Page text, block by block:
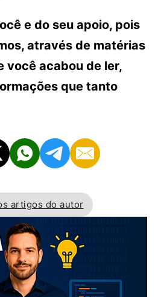
e do seu apoio, pois
através de matérias
você acabou de ler,
que tanto
artigos do autor